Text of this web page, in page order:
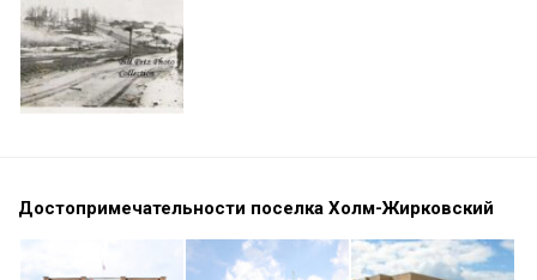
Достопримечательности поселка Холм-Жирковский